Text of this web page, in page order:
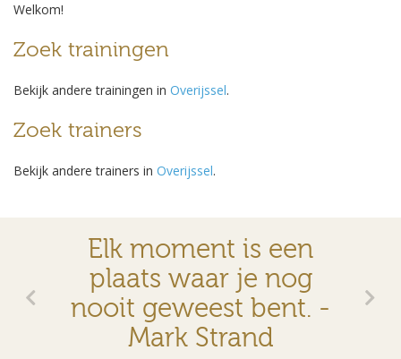
Welkom!
Zoek trainingen
Bekijk andere trainingen in Overijssel.
Zoek trainers
Bekijk andere trainers in Overijssel.
Elk moment is een
plaats waar je nog
nooit geweest bent. -
Mark Strand